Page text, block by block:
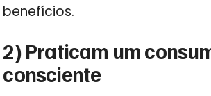
benefícios.
2) Praticam um
consciente